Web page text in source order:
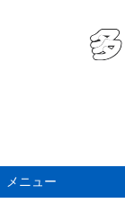
メニュー